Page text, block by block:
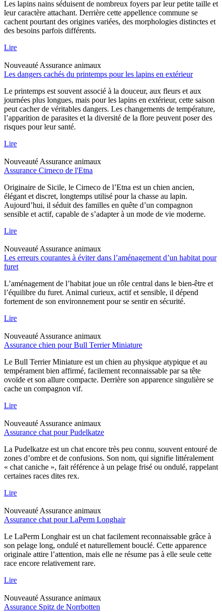
Les lapins nains séduisent de nombreux foyers par leur petite taille et
leur caractère attachant. Derrière cette appellence commune se
cachent pourtant des origines variées, des morphologies distinctes et
des besoins parfois différents.
Lire
Nouveauté Assurance animaux
Les dangers cachés du printemps pour les lapins en extérieur
Le printemps est souvent associé à la douceur, aux fleurs et aux
journées plus longues, mais pour les lapins en extérieur, cette saison
peut cacher de véritables dangers. Les changements de température,
l’apparition de parasites et la diversité de la flore peuvent poser des
risques pour leur santé.
Lire
Nouveauté Assurance animaux
Assurance Cirneco de l'Etna
Originaire de Sicile, le Cirneco de l’Etna est un chien ancien,
élégant et discret, longtemps utilisé pour la chasse au lapin.
Aujourd’hui, il séduit des familles en quête d’un compagnon
sensible et actif, capable de s’adapter à un mode de vie moderne.
Lire
Nouveauté Assurance animaux
Les erreurs courantes à éviter dans l’aménagement d’un habitat pour
furet
L’aménagement de l’habitat joue un rôle central dans le bien-être et
l’équilibre du furet. Animal curieux, actif et sensible, il dépend
fortement de son environnement pour se sentir en sécurité.
Lire
Nouveauté Assurance animaux
Assurance chien pour Bull Terrier Miniature
Le Bull Terrier Miniature est un chien au physique atypique et au
tempérament bien affirmé, facilement reconnaissable par sa tête
ovoïde et son allure compacte. Derrière son apparence singulière se
cache un compagnon vif.
Lire
Nouveauté Assurance animaux
Assurance chat pour Pudelkatze
La Pudelkatze est un chat encore très peu connu, souvent entouré de
zones d’ombre et de confusions. Son nom, qui signifie littéralement
« chat caniche », fait référence à un pelage frisé ou ondulé, rappelant
certaines races dites rex.
Lire
Nouveauté Assurance animaux
Assurance chat pour LaPerm Longhair
Le LaPerm Longhair est un chat facilement reconnaissable grâce à
son pelage long, ondulé et naturellement bouclé. Cette apparence
originale attire l’attention, mais elle ne résume pas à elle seule cette
race encore relativement rare.
Lire
Nouveauté Assurance animaux
Assurance Spitz de Norrbotten